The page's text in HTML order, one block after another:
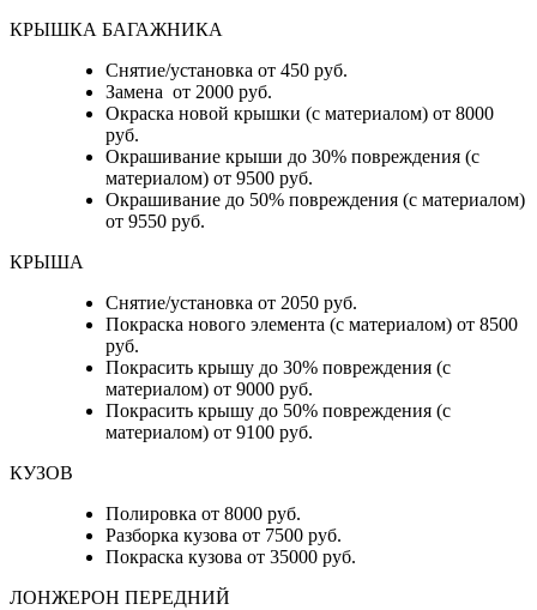
КРЫШКА БАГАЖНИКА
Снятие/установка от 450 руб.
Замена от 2000 руб.
Окраска новой крышки (с материалом) от 8000
руб.
Окрашивание крыши до 30% повреждения (с
материалом) от 9500 руб.
Окрашивание до 50% повреждения (с материалом)
от 9550 руб.
КРЫША
Снятие/установка от 2050 руб.
Покраска нового элемента (с материалом) от 8500
руб.
Покрасить крышу до 30% повреждения (с
материалом) от 9000 руб.
Покрасить крышу до 50% повреждения (с
материалом) от 9100 руб.
КУЗОВ
Полировка от 8000 руб.
Разборка кузова от 7500 руб.
Покраска кузова от 35000 руб.
ЛОНЖЕРОН ПЕРЕДНИЙ